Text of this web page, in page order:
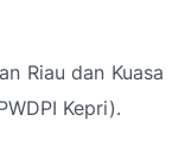
Riau dan Kuasa
Kepri).